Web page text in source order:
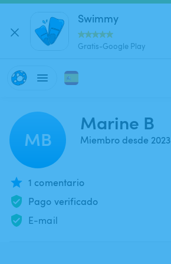
Swimmy
Gratis-Google Play
MB
Marine B
Miembro desde 2023
1 comentario
Pago verificado
E-mail